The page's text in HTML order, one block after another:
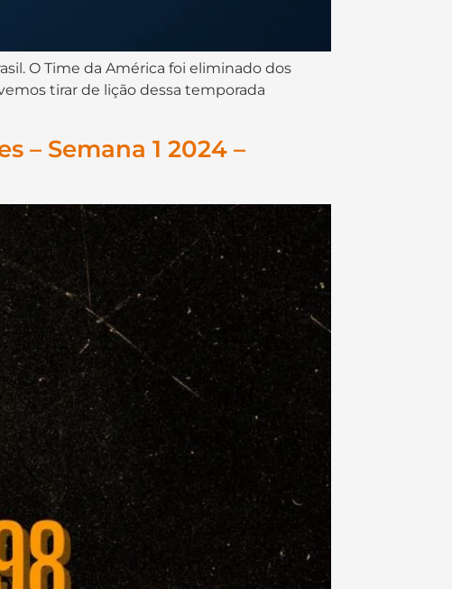
O Time da América foi eliminado dos
tirar de lição dessa temporada
– Semana 1 2024 –